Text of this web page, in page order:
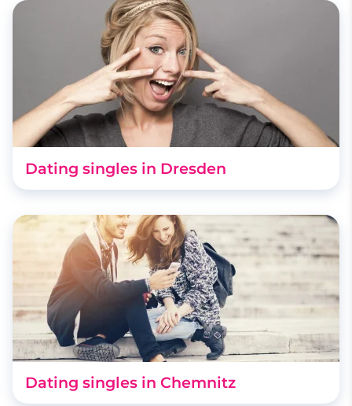
Dating singles in Dresden
Dating singles in Chemnitz